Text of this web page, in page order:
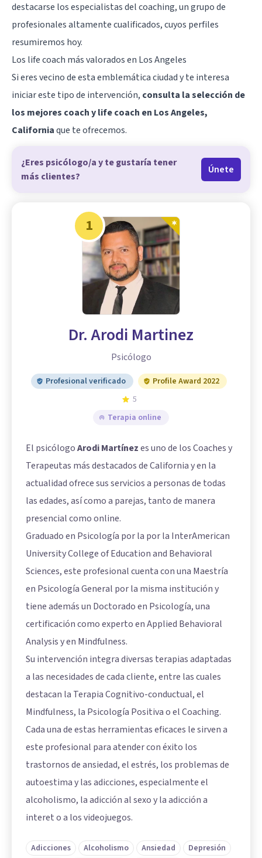
destacarse los especialistas del coaching, un grupo de
profesionales altamente cualificados, cuyos perfiles
resumiremos hoy.
Los life coach más valorados en Los Angeles
Si eres vecino de esta emblemática ciudad y te interesa
iniciar este tipo de intervención, consulta la selección de
los mejores coach y life coach en Los Angeles,
Californiaque te ofrecemos.
¿Eres psicólogo/a y te gustaría tener
más clientes?
Únete
1
Dr. Arodi Martinez
Psicólogo
Profesional verificado
Profile Award 2022
5
Terapia online
El psicólogoArodi Martínezes uno de los Coaches y
Terapeutas más destacados de California y en la
actualidad ofrece sus servicios a personas de todas
las edades, así como a parejas, tanto de manera
presencial como online.
Graduado en Psicología por la por la InterAmerican
University College of Education and Behavioral
Sciences, este profesional cuenta con una Maestría
en Psicología General por la misma institución y
tiene además un Doctorado en Psicología, una
certificación como experto en Applied Behavioral
Analysis y en Mindfulness.
Su intervención integra diversas terapias adaptadas
a las necesidades de cada cliente, entre las cuales
destacan la Terapia Cognitivo-conductual, el
Mindfulness, la Psicología Positiva o el Coaching.
Cada una de estas herramientas eficaces le sirven a
este profesional para atender con éxito los
trastornos de ansiedad, el estrés, los problemas de
autoestima y las adicciones, especialmente el
alcoholismo, la adicción al sexo y la adicción a
interet o a los videojuegos.
Adicciones Alcoholismo Ansiedad
Depresión